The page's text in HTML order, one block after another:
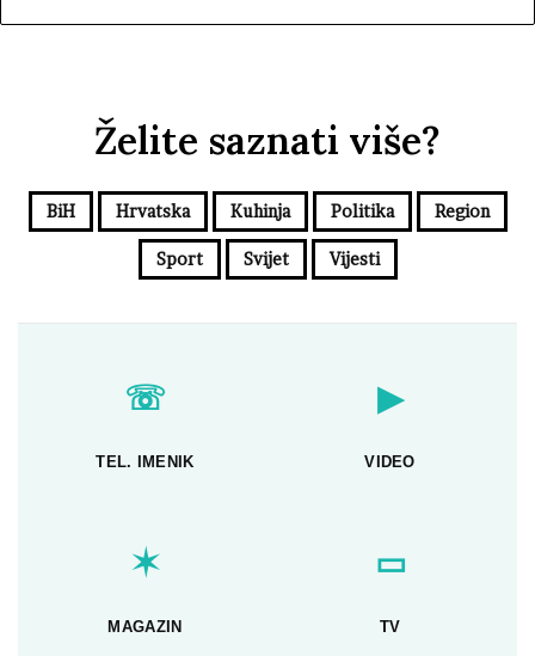
Želite saznati više?
BiH Hrvatska Kuhinja Politika Region
Sport Svijet Vijesti
☏
TEL. IMENIK
▶
VIDEO
✶
MAGAZIN
▭
TV